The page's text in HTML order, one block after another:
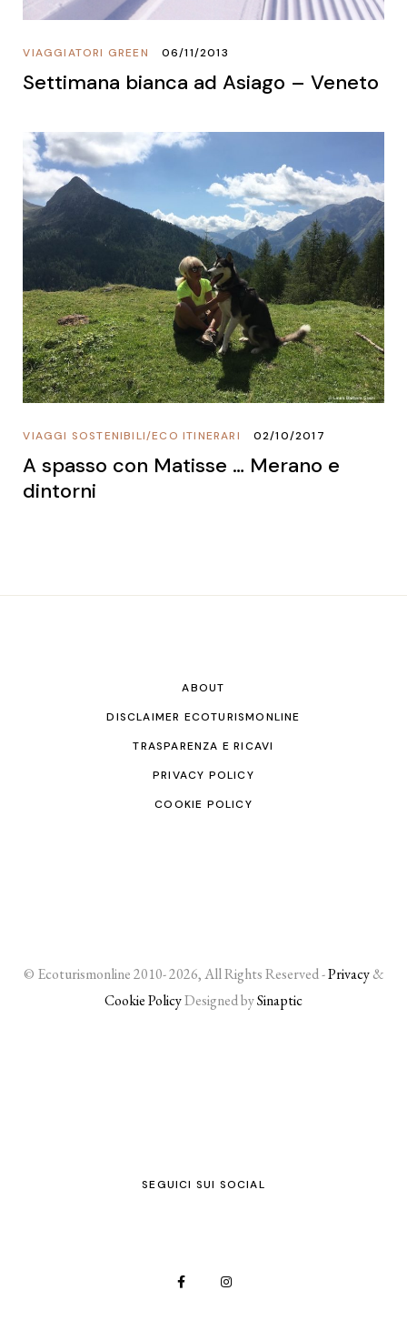
VIAGGIATORI GREEN 06/11/2013
Settimana bianca ad Asiago – Veneto
ECO ITINERARI
/
VIAGGI SOSTENIBILI 02/10/2017
A spasso con Matisse … Merano e
dintorni
ABOUT
DISCLAIMER ECOTURISMONLINE
TRASPARENZA E RICAVI
PRIVACY POLICY
COOKIE POLICY
© Ecoturismonline 2010- 2026, All Rights Reserved -Privacy&
Cookie PolicyDesigned bySinaptic
SEGUICI SUI SOCIAL